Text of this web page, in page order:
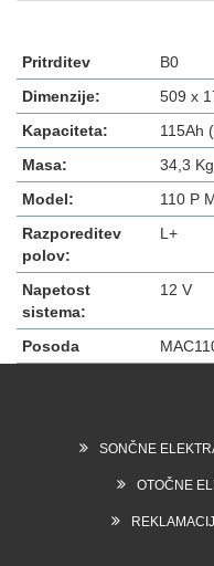
Pritrditev
B0
Dimenzije:
509 x
Kapaciteta:
115Ah
Masa:
34,3 Kg
Model:
110 P
Razporeditev
polov:
L+
Napetost
sistema:
12 V
Posoda
SONČNE
OTOČNE